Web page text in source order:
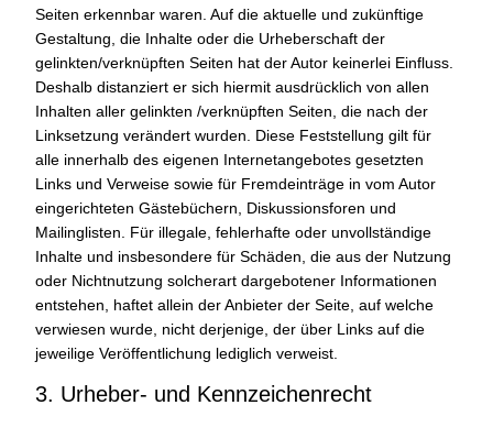
Seiten erkennbar waren. Auf die aktuelle und zukünftige
Gestaltung, die Inhalte oder die Urheberschaft der
gelinkten/verknüpften Seiten hat der Autor keinerlei Einfluss.
Deshalb distanziert er sich hiermit ausdrücklich von allen
Inhalten aller gelinkten /verknüpften Seiten, die nach der
Linksetzung verändert wurden. Diese Feststellung gilt für
alle innerhalb des eigenen Internetangebotes gesetzten
Links und Verweise sowie für Fremdeinträge in vom Autor
eingerichteten Gästebüchern, Diskussionsforen und
Mailinglisten. Für illegale, fehlerhafte oder unvollständige
Inhalte und insbesondere für Schäden, die aus der Nutzung
oder Nichtnutzung solcherart dargebotener Informationen
entstehen, haftet allein der Anbieter der Seite, auf welche
verwiesen wurde, nicht derjenige, der über Links auf die
jeweilige Veröffentlichung lediglich verweist.
3. Urheber- und Kennzeichenrecht